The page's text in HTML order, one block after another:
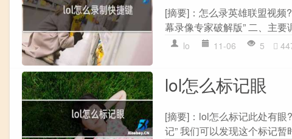
[摘要]：怎么录英雄联盟视频
幕录像专家破解版” 二、主要
lo 11-06 5
lol怎么标记眼
[摘要]：lol怎么标记此处有眼
记” 我们可以发现这个标记